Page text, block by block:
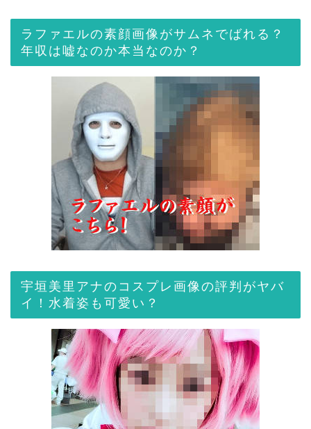
ラファエルの素顔画像がサムネでばれる？
年収は嘘なのか本当なのか？
宇垣美里アナのコスプレ画像の評判がヤバ
イ！水着姿も可愛い？